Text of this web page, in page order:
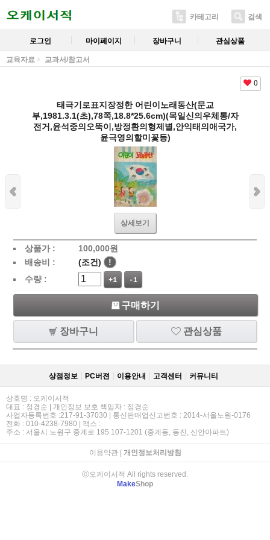
카테고리 검색
로그인 마이페이지 장바구니 관심상품
교육자료 교과서/참고서
0
태극기로표지장정한 어린이노래동산(문교
부,1981.3.1(초),78쪽,18.8*25.6cm)(목일신의우체통/자
전거,윤석중의오뚝이,방정환의형제별,안익태의애국가,
윤극영의할미꽃등)
상세보기
상품가 : 100,000원
배송비 :
(조건)
!
수량 :
+1 -1
구매하기
장바구니 관심상품
상점정보 PC버젼 이용안내 고객센터 커뮤니티
상호명 : 오케이서적
대표 : 정경순 | 개인정보 보호 책임자 : 정경순
사업자등록번호 :217-91-37030 | 통신판매업신고번호 : 2014-서울노원-0176
전화 : 010-4238-7980 | 팩스 :
주소 : 서울시 노원구 중계로 195 107-1201 (중계동, 동진, 신안아파트)
이용약관| 개인정보처리방침
ⓒ오케이서적 All rights reserved.
MakeShop